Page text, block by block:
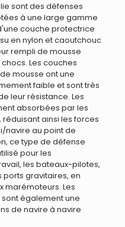
sont des défenses
à une large gamme
couche protectrice
en nylon et caoutchouc
rempli de mousse
Les couches
mousse ont une
faible et sont très
leur résistance. Les
absorbées par les
ainsi les forces
navire au point de
ce type de défense
pour les
les bateaux-pilotes,
ports gravitaires, en
marémoteurs. Les
également une
de navire à navire